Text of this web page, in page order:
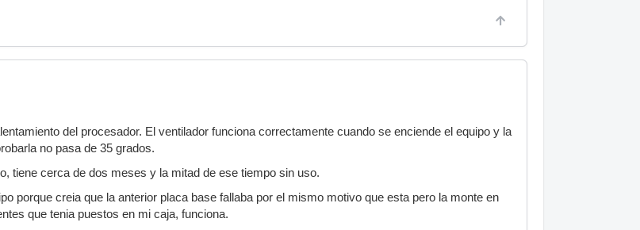
del procesador. El ventilador funciona correctamente cuando se enciende el equipo y la
no pasa de 35 grados.
tiene cerca de dos meses y la mitad de ese tiempo sin uso.
porque creia que la anterior placa base fallaba por el mismo motivo que esta pero la monte en
que tenia puestos en mi caja, funciona.